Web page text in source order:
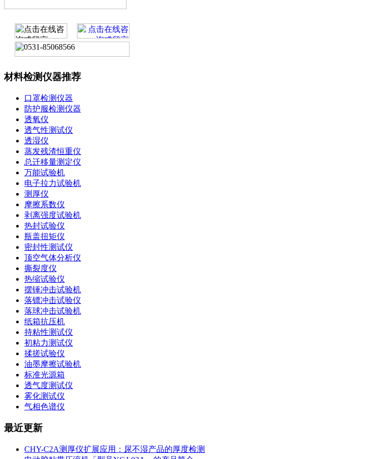
材料检测仪器推荐
口罩检测仪器
防护服检测仪器
透氧仪
透气性测试仪
透湿仪
蒸发残渣恒重仪
总迁移量测定仪
万能试验机
电子拉力试验机
测厚仪
摩擦系数仪
剥离强度试验机
热封试验仪
瓶盖扭矩仪
密封性测试仪
顶空气体分析仪
撕裂度仪
热缩试验仪
摆锤冲击试验机
落镖冲击试验仪
落球冲击试验机
纸箱抗压机
持粘性测试仪
初粘力测试仪
揉搓试验仪
油墨摩擦试验机
标准光源箱
透气度测试仪
雾化测试仪
气相色谱仪
最近更新
CHY-C2A测厚仪扩展应用：尿不湿产品的厚度检测